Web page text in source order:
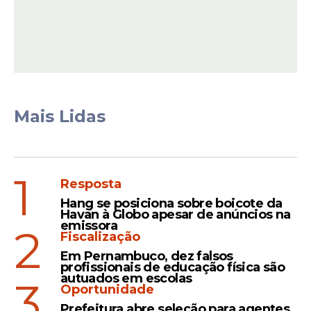
Leia Também
Silas Malafaia critica fiéis
que dão R$ 2 mil de dízimo:
"Tem gente que acha que
pode enganar Deus"
Processo
Mais Lidas
1
Resposta
Hang se posiciona sobre boicote da
Havan à Globo apesar de anúncios na
emissora
2
Fiscalização
Em Pernambuco, dez falsos
profissionais de educação física são
autuados em escolas
Oportunidade